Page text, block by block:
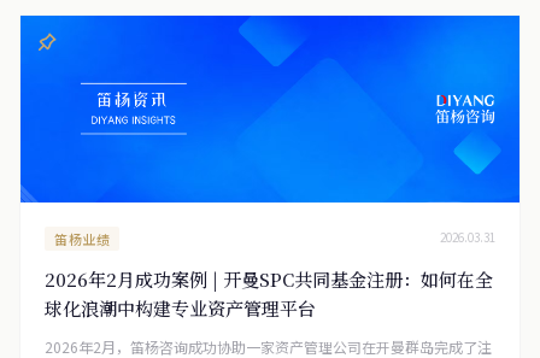
笛杨业绩 2026.03.31
2026年2月成功案例 | 开曼SPC共同基金注册：如何在全
球化浪潮中构建专业资产管理平台
2026年2月，笛杨咨询成功协助一家资产管理公司在开曼群岛完成了注